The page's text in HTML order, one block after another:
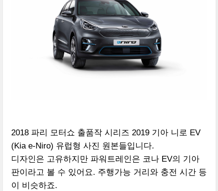
2018 파리 모터쇼 출품작 시리즈 2019 기아 니로 EV
(Kia e-Niro) 유럽형 사진 원본들입니다.
디자인은 고유하지만 파워트레인은 코나 EV의 기아
판이라고 볼 수 있어요. 주행가능 거리와 충전 시간 등
이 비슷하죠.